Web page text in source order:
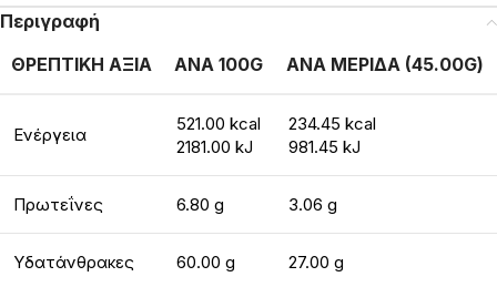
Περιγραφή
ΘΡΕΠΤΙΚΗ ΑΞΙΑ
ΑΝΑ 100G ΑΝΑ ΜΕΡΙΔΑ (45.00G)
Ενέργεια
521.00 kcal
2181.00 kJ
234.45 kcal
981.45 kJ
Πρωτεΐνες 6.80 g 3.06 g
Υδατάνθρακες 60.00 g 27.00 g